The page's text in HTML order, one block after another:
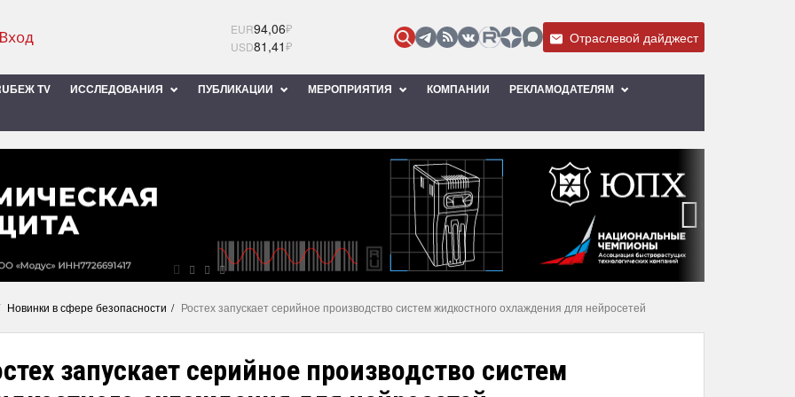
EUR94,06₽
USD81,41₽ Отраслевой дайджест
TV ИССЛЕДОВАНИЯ ПУБЛИКАЦИИ МЕРОПРИЯТИЯ КОМПАНИИ РЕКЛАМОДАТЕЛЯМ
Новинки в сфере безопасности Ростех запускает серийное производство систем жидкостного охлаждения для нейросетей
запускает серийное производство систем